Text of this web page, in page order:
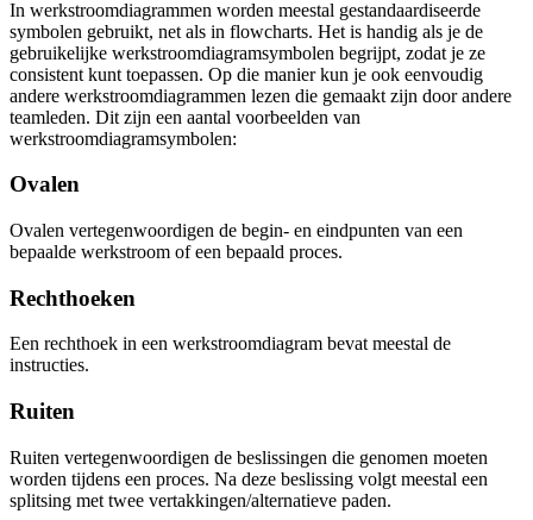
In werkstroomdiagrammen worden meestal gestandaardiseerde
symbolen gebruikt, net als in flowcharts. Het is handig als je de
gebruikelijke werkstroomdiagramsymbolen begrijpt, zodat je ze
consistent kunt toepassen. Op die manier kun je ook eenvoudig
andere werkstroomdiagrammen lezen die gemaakt zijn door andere
teamleden. Dit zijn een aantal voorbeelden van
werkstroomdiagramsymbolen:
Ovalen
Ovalen vertegenwoordigen de begin- en eindpunten van een
bepaalde werkstroom of een bepaald proces.
Rechthoeken
Een rechthoek in een werkstroomdiagram bevat meestal de
instructies.
Ruiten
Ruiten vertegenwoordigen de beslissingen die genomen moeten
worden tijdens een proces. Na deze beslissing volgt meestal een
splitsing met twee vertakkingen/alternatieve paden.